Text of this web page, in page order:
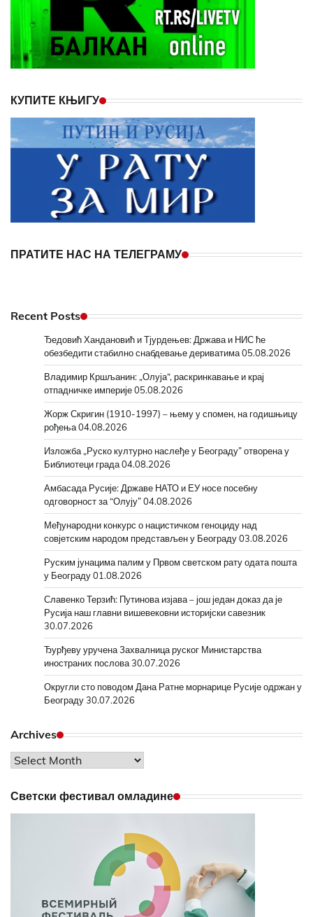
КУПИТЕ КЊИГУ
ПРАТИТЕ НАС НА ТЕЛЕГРАМУ
Recent Posts
Ђедовић Хандановић и Тјурдењев: Држава и НИС ће
обезбедити стабилно снабдевање дериватима05.08.2026
Владимир Кршљанин: „Олуја“, раскринкавање и крај
отпадничке империје05.08.2026
Жорж Скригин (1910-1997) – њему у спомен, на годишњицу
рођења04.08.2026
Изложба „Руско културно наслеђе у Београду” отворена у
Библиотеци града04.08.2026
Амбасада Русије: Државе НАТО и ЕУ носе посебну
одговорност за “Олују”04.08.2026
Међународни конкурс о нацистичком геноциду над
совјетским народом представљен у Београду03.08.2026
Руским јунацима палим у Првом светском рату одата пошта
у Београду01.08.2026
Славенко Терзић: Путинова изјава – још један доказ да је
Русија наш главни вишевековни историјски савезник
30.07.2026
Ђурђеву уручена Захвалница руског Министарства
иностраних послова30.07.2026
Округли сто поводом Дана Ратне морнарице Русије одржан у
Београду30.07.2026
Archives
Archives
Светски фестивал омладине